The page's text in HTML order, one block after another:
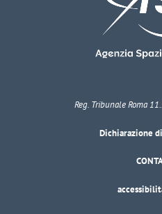
Reg. Tribunale Roma
Dichiarazione